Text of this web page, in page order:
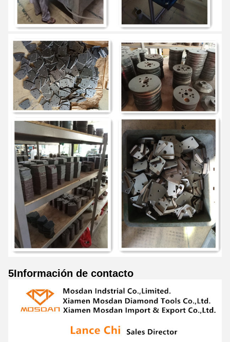
5Información de contacto